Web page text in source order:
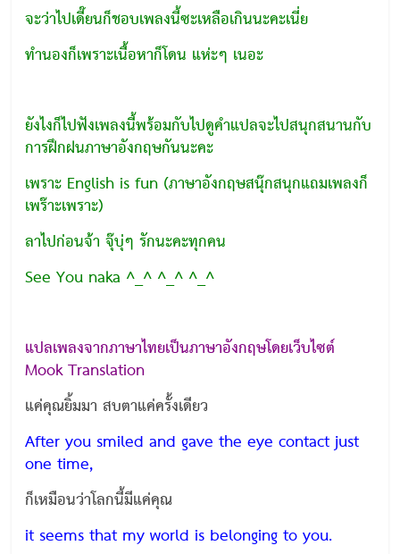
จะว่าไปเดี๊ยนก็ชอบเพลงนี้ซะเหลือเกินนะคะเนี่ย
ทำนองก็เพราะเนื้อหาก็โดน แห่ะๆ เนอะ
ยังไงก็ไปฟังเพลงนี้พร้อมกับไปดูคำแปลจะไปสนุกสนานกับ
การฝึกฝนภาษาอังกฤษกันนะคะ
เพราะ English is fun (ภาษาอังกฤษสนุ๊กสนุกแถมเพลงก็
เพร๊าะเพราะ)
ลาไปก่อนจ้า จุ๊บุ่ๆ รักนะคะทุกคน
See You naka ^_^ ^_^ ^_^
แปลเพลงจากภาษาไทยเป็นภาษาอังกฤษโดยเว็บไซต์
Mook Translation
แค่คุณยิ้มมา สบตาแค่ครั้งเดียว
After you smiled and gave the eye contact just
one time,
ก็เหมือนว่าโลกนี้มีแค่คุณ
it seems that my world is belonging to you.